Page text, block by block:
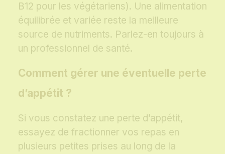
B12 pour les végétariens). Une alimentation
équilibrée et variée reste la meilleure
source de nutriments. Parlez-en toujours à
un professionnel de santé.
Comment gérer une éventuelle perte
d’appétit ?
Si vous constatez une perte d’appétit,
essayez de fractionner vos repas en
plusieurs petites prises au long de la